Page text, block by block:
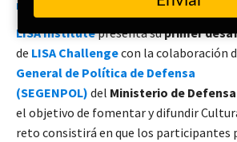
LISA Institutepresenta suprimer
de LISA Challengecon la colaboración
General de Política de Defensa
(SEGENPOL) del Ministerio de Defensa
el objetivo de fomentar y difundir
reto consistirá en que los participantes